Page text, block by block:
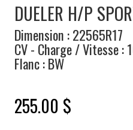
DUELER H/P
Dimension : 22565R17
CV - Charge / Vitesse :
Flanc : BW
255.00 $